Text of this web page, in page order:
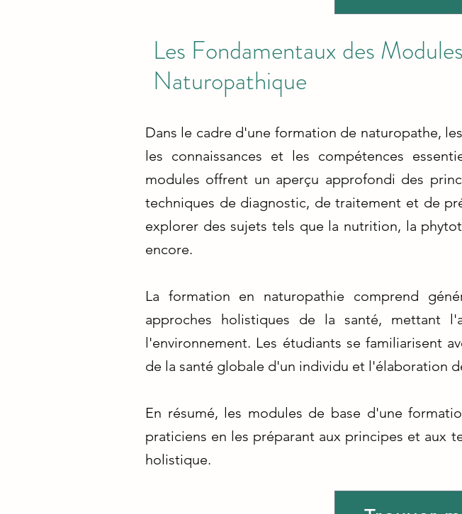
Les Fondamentaux des
Naturopathique
Dans le cadre d'une formation de naturopathe,
les connaissances et les compétences
modules offrent un aperçu approfondi des
techniques de diagnostic, de traitement et de
explorer des sujets tels que la nutrition, la
encore.
La formation en naturopathie comprend
approches holistiques de la santé, mettant
l'environnement. Les étudiants se familiarisent
de la santé globale d'un individu et l'élaboration
En résumé, les modules de base d'une
praticiens en les préparant aux principes et aux
holistique.